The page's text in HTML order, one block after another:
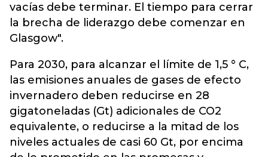
vacías debe terminar. El tiempo para cerrar
la brecha de liderazgo debe comenzar en
Glasgow".
Para 2030, para alcanzar el límite de 1,5 ° C,
las emisiones anuales de gases de efecto
invernadero deben reducirse en 28
gigatoneladas (Gt) adicionales de CO2
equivalente, o reducirse a la mitad de los
niveles actuales de casi 60 Gt, por encima